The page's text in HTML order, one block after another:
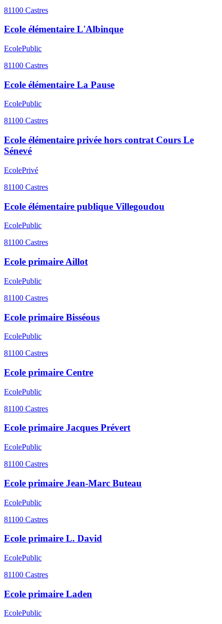
81100 Castres
Ecole élémentaire L'Albinque
EcolePublic
81100 Castres
Ecole élémentaire La Pause
EcolePublic
81100 Castres
Ecole élémentaire privée hors contrat Cours Le
Sénevé
EcolePrivé
81100 Castres
Ecole élémentaire publique Villegoudou
EcolePublic
81100 Castres
Ecole primaire Aillot
EcolePublic
81100 Castres
Ecole primaire Bisséous
EcolePublic
81100 Castres
Ecole primaire Centre
EcolePublic
81100 Castres
Ecole primaire Jacques Prévert
EcolePublic
81100 Castres
Ecole primaire Jean-Marc Buteau
EcolePublic
81100 Castres
Ecole primaire L. David
EcolePublic
81100 Castres
Ecole primaire Laden
EcolePublic